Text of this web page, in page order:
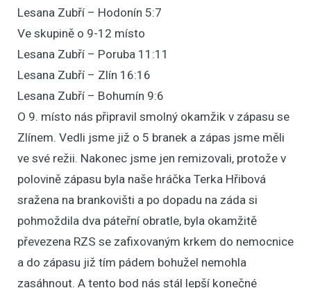
Lesana Zubří – Hodonín 5:7
Ve skupině o 9-12 místo
Lesana Zubří – Poruba 11:11
Lesana Zubří – Zlín 16:16
Lesana Zubří – Bohumín 9:6
O 9. místo nás připravil smolný okamžik v zápasu se
Zlínem. Vedli jsme již o 5 branek a zápas jsme měli
ve své režii. Nakonec jsme jen remizovali, protože v
polovině zápasu byla naše hráčka Terka Hřibová
sražena na brankovišti a po dopadu na záda si
pohmoždila dva páteřní obratle, byla okamžitě
převezena RZS se zafixovaným krkem do nemocnice
a do zápasu již tím pádem bohužel nemohla
zasáhnout. A tento bod nás stál lepší konečné